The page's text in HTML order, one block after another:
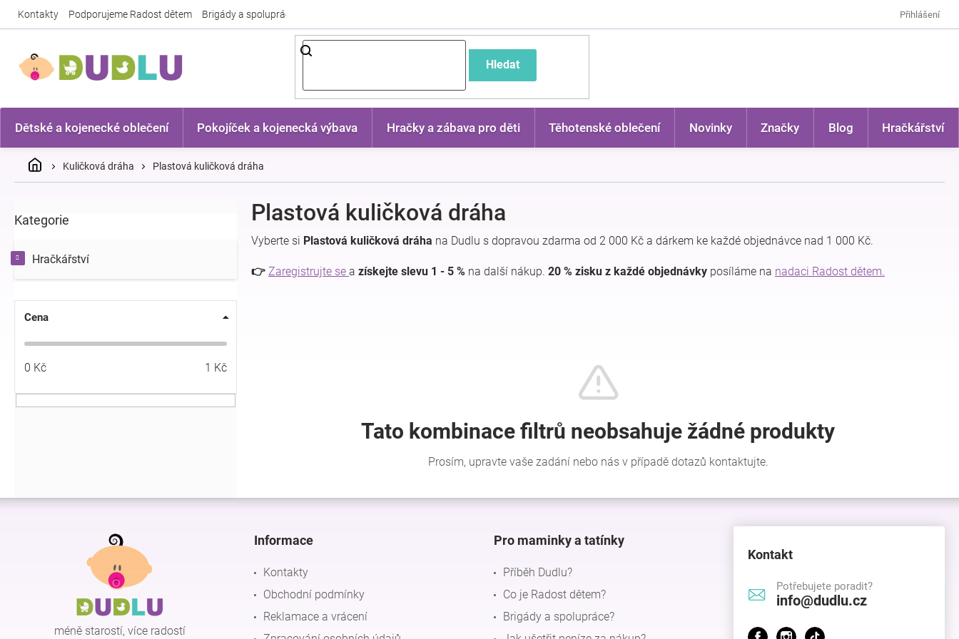
Kontakty Podporujeme Radost dětem Brigády a spolupráce Přihlášení
Hledat
Dětské a kojenecké oblečení Pokojíček a kojenecká výbava Hračky a zábava pro děti Těhotenské oblečení Novinky Značky Blog Hračkářství
DomůKuličková dráha Plastová kuličková dráha
o
t
r
n
e
l
Přeskočit
Kategorie
Hračkářství
Cena
0 Kč 1 Kč
Plastová kuličková dráha
Vyberte si Plastová kuličková dráha na Dudlu s dopravou zdarma od 2 000 Kč a dárkem ke každé objednávce nad 1 000 Kč.
👉 Zaregistrujte se a získejte slevu 1 - 5 % na další nákup. 20 % zisku z každé objednávky posíláme na nadaci Radost dětem.
Z
méně starostí, více radostí
Informace
Kontakty
Obchodní podmínky
Reklamace a vrácení
Pro maminky a tatínky
Příběh Dudlu?
Co je Radost dětem?
Brigády a spolupráce?
Kontakt
Potřebujete poradit?
info@dudlu.cz